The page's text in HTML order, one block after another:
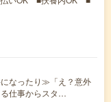
なったり≫「え？意外
仕事からスタ…